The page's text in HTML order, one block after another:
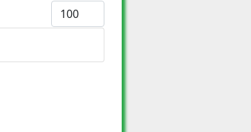
Anzeige #